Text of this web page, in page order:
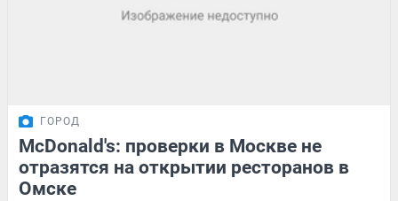
ГОРОД
McDonald's: проверки в Москве не
отразятся на открытии ресторанов в
Омске